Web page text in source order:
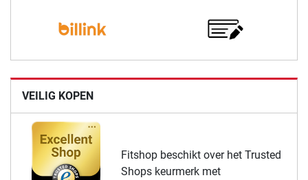
VEILIG KOPEN
Fitshop beschikt over het Trusted
Shops keurmerk met